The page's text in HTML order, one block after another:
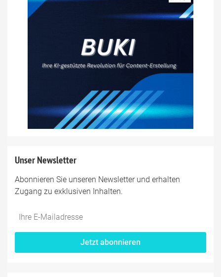
Unser Newsletter
Abonnieren Sie unseren Newsletter und erhalten
Zugang zu exklusiven Inhalten.
Jetzt abonnieren